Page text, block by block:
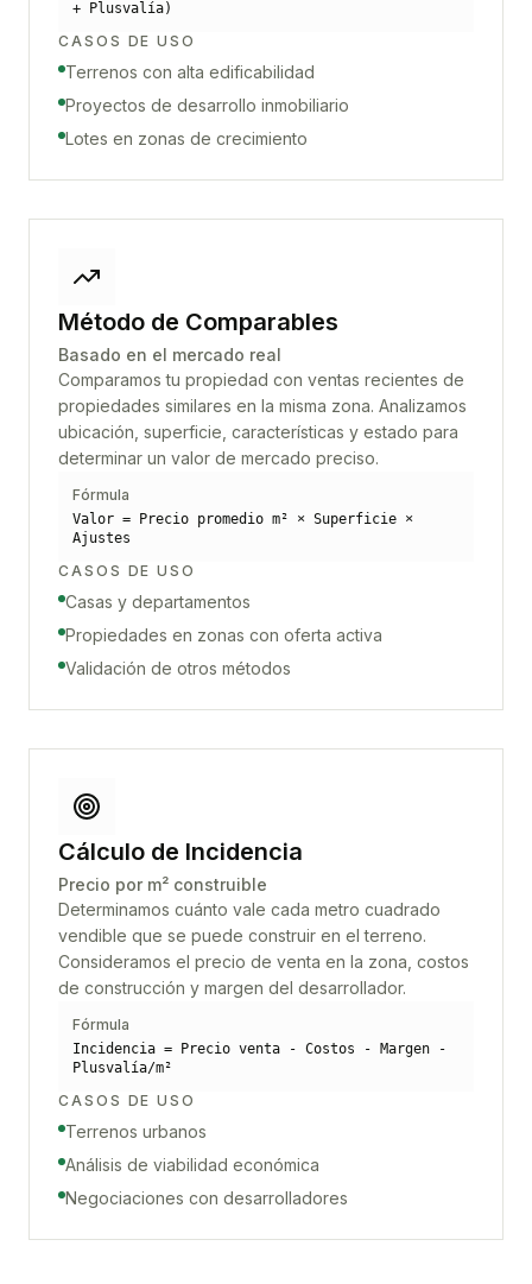
+ Plusvalía)
CASOS DE USO
Terrenos con alta edificabilidad
Proyectos de desarrollo inmobiliario
Lotes en zonas de crecimiento
Método de Comparables
Basado en el mercado real
Comparamos tu propiedad con ventas recientes de
propiedades similares en la misma zona. Analizamos
ubicación, superficie, características y estado para
determinar un valor de mercado preciso.
Fórmula
Valor = Precio promedio m² × Superficie ×
Ajustes
CASOS DE USO
Casas y departamentos
Propiedades en zonas con oferta activa
Validación de otros métodos
Cálculo de Incidencia
Precio por m² construible
Determinamos cuánto vale cada metro cuadrado
vendible que se puede construir en el terreno.
Consideramos el precio de venta en la zona, costos
de construcción y margen del desarrollador.
Fórmula
Incidencia = Precio venta - Costos - Margen -
Plusvalía/m²
CASOS DE USO
Terrenos urbanos
Análisis de viabilidad económica
Negociaciones con desarrolladores